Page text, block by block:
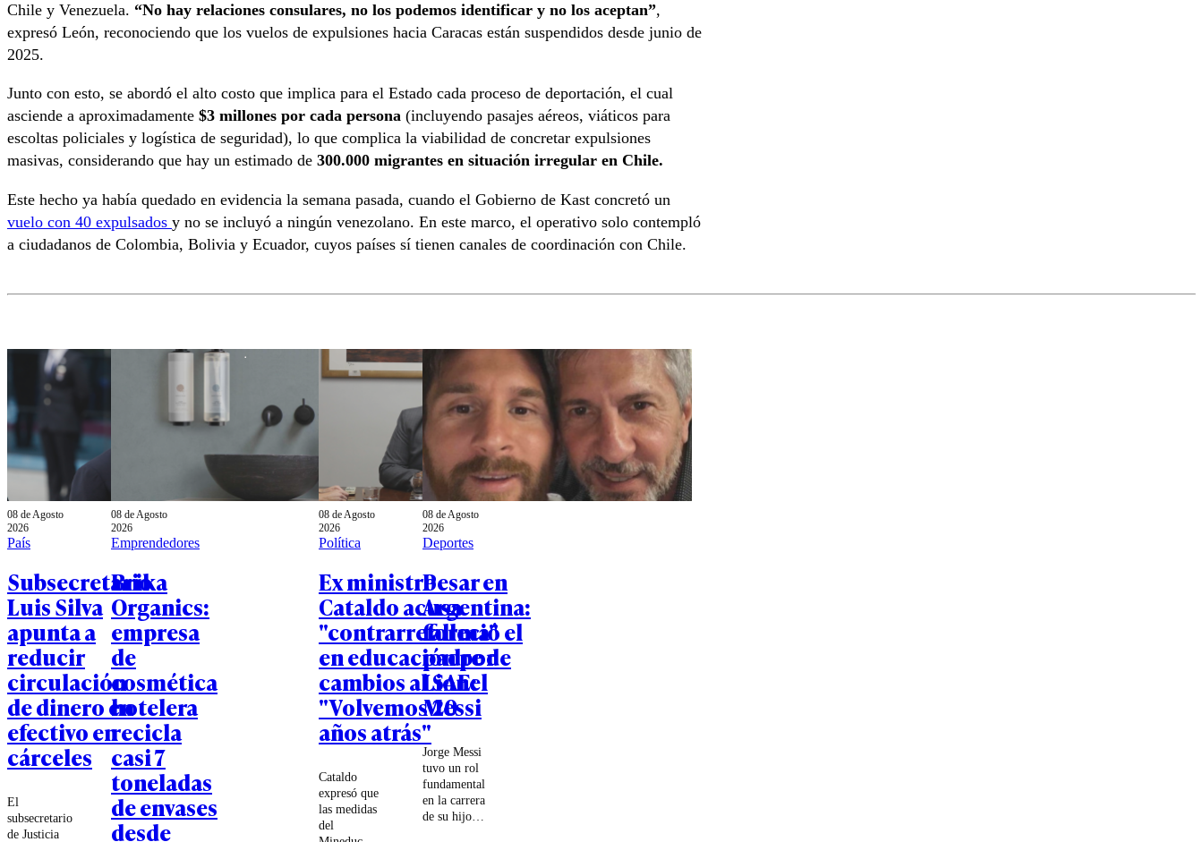
Chile y Venezuela. “No hay relaciones consulares, no los podemos identificar y no los aceptan”,
expresó León, reconociendo que los vuelos de expulsiones hacia Caracas están suspendidos desde junio de
2025.
Junto con esto, se abordó el alto costo que implica para el Estado cada proceso de deportación, el cual
asciende a aproximadamente $3 millones por cada persona (incluyendo pasajes aéreos, viáticos para
escoltas policiales y logística de seguridad), lo que complica la viabilidad de concretar expulsiones
masivas, considerando que hay un estimado de 300.000 migrantes en situación irregular en Chile.
Este hecho ya había quedado en evidencia la semana pasada, cuando el Gobierno de Kast concretó un
vuelo con 40 expulsados y no se incluyó a ningún venezolano. En este marco, el operativo solo contempló
a ciudadanos de Colombia, Bolivia y Ecuador, cuyos países sí tienen canales de coordinación con Chile.
08 de Agosto
2026
País
Subsecretario
Luis Silva
apunta a
reducir
circulación
de dinero en
efectivo en
cárceles
El
subsecretario
de Justicia
08 de Agosto
2026
Emprendedores
Brika
Organics:
empresa
de
cosmética
hotelera
recicla
casi 7
toneladas
de envases
desde
08 de Agosto
2026
Política
Ex ministro
Cataldo acusa
"contrarreforma"
en educación por
cambios al SAE:
"Volvemos 20
años atrás"
Cataldo
expresó que
las medidas
del
08 de Agosto
2026
Deportes
Pesar en
Argentina:
falleció el
padre de
Lionel
Messi
Jorge Messi
tuvo un rol
fundamental
en la carrera
de su hijo,